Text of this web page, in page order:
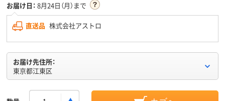
お届け日： 8月24日（月）まで
直送品 株式会社アストロ
お届け先住所：
東京都江東区